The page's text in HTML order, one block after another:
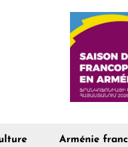
Arménie